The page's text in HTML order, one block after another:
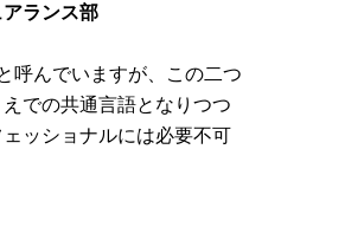
ランス部
呼んでいますが、この二つ
での共通言語となりつつ
ッショナルには必要不可